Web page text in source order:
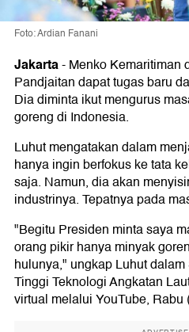
Foto: Ardian Fanani
Jakarta-Menko Kemaritiman
Pandjaitan dapat tugas baru
Dia diminta ikut mengurus
goreng di Indonesia.
Luhut mengatakan dalam
hanya ingin berfokus ke tata
saja. Namun, dia akan
industrinya. Tepatnya pada
"Begitu Presiden minta saya
orang pikir hanya minyak
hulunya," ungkap Luhut
Tinggi Teknologi Angkatan
virtual melalui YouTube, Rabu